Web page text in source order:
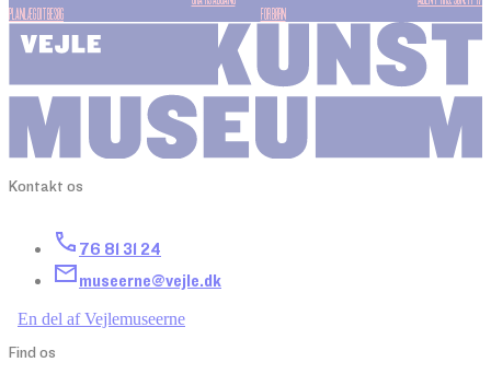
PLANLÆG DIT BESØG FOR BØRN
Kontakt os
76 81 31 24
museerne@vejle.dk
En del af Vejlemuseerne
Find os